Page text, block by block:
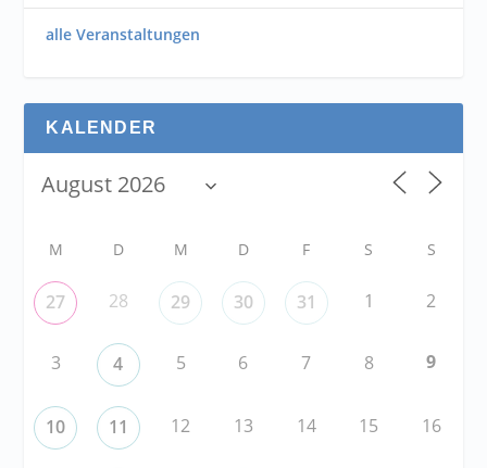
alle Veranstaltungen
KALENDER
M D M D F S S
27 28 29 30 31 1 2
3 4 5 6 7 8 9
10 11 12 13 14 15 16